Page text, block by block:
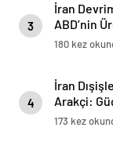
3
İran
ABD’nin
Üssünü
180 kez
4
İran
Arakçi:
173 kez